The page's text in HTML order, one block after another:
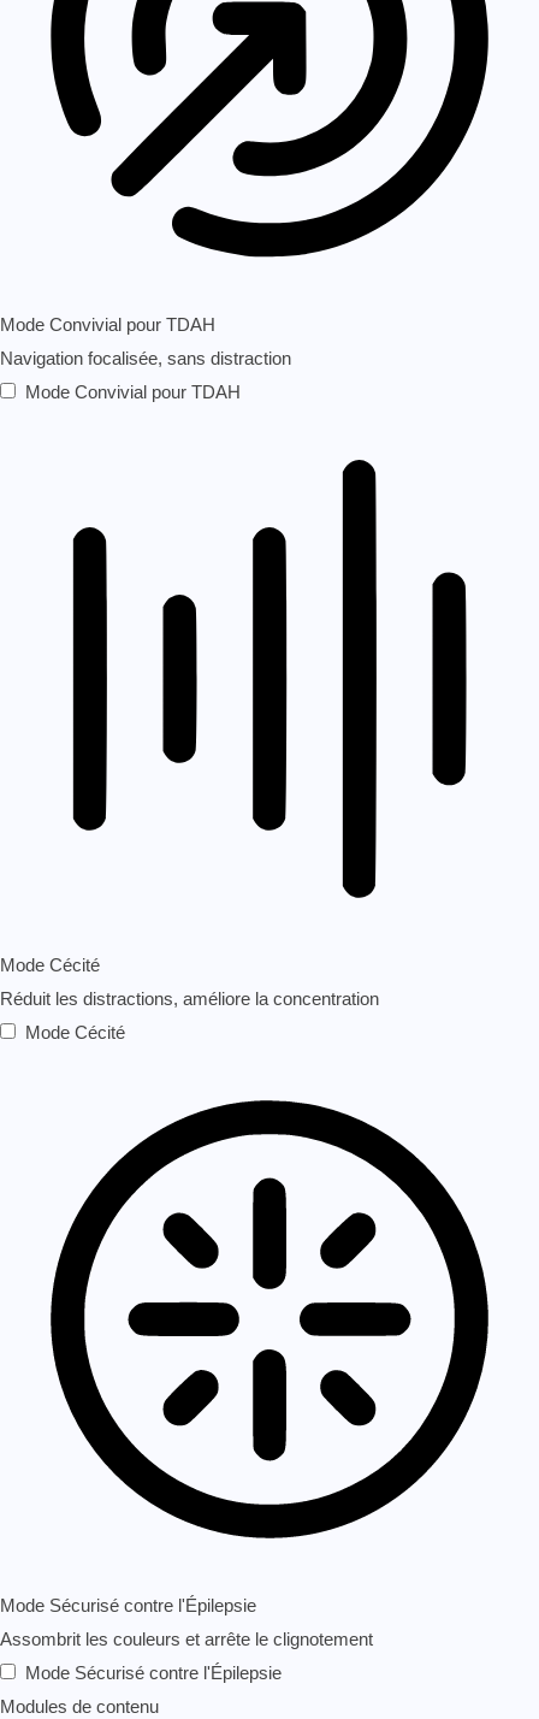
Mode Convivial pour TDAH
Navigation focalisée, sans distraction
Mode Convivial pour TDAH
Mode Cécité
Réduit les distractions, améliore la concentration
Mode Cécité
Mode Sécurisé contre l'Épilepsie
Assombrit les couleurs et arrête le clignotement
Mode Sécurisé contre l'Épilepsie
Modules de contenu